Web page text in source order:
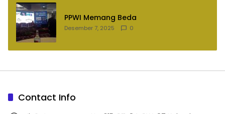
PPWI Memang Beda
Desember 7, 2025 0
Contact Info